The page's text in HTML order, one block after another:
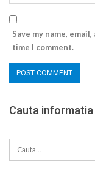
Save my name,
time I comment.
Cauta